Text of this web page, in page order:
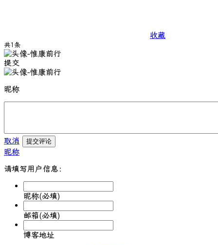
收藏
共1条
提交
昵称
取消 提交评论
昵称
请填写用户信息：
昵称(必填)
邮箱(必填)
博客地址